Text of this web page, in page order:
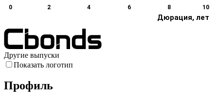
Дюрация, лет
0 2 4 6 8 10
Другие выпуски
Показать логотип
Профиль